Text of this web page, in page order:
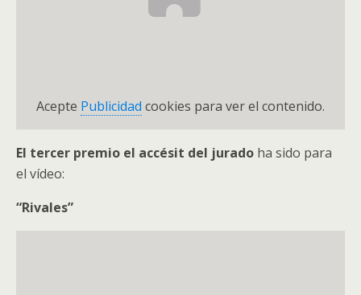
Acepte Publicidad cookies para ver el contenido.
El tercer premio el accésit del jurado ha sido para
el vídeo:
“Rivales”